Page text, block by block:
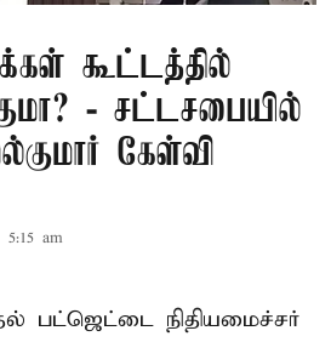
கூட்டத்தில்
- சட்டசபையில்
கேள்வி
5:15 am
பட்ஜெட்டை நிதியமைச்சர்